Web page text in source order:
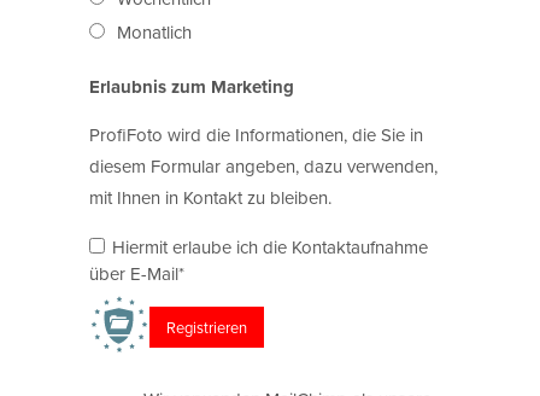
Monatlich
Erlaubnis zum Marketing
ProfiFoto wird die Informationen, die Sie in
diesem Formular angeben, dazu verwenden,
mit Ihnen in Kontakt zu bleiben.
Hiermit erlaube ich die Kontaktaufnahme
über E-Mail*